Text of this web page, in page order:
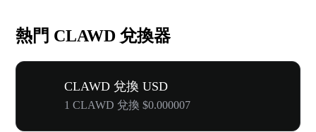
熱門 CLAWD 兌換器
CLAWD 兌換 USD
1 CLAWD 兌換 $0.000007